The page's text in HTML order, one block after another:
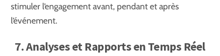
stimuler l’engagement avant, pendant et après
l’événement.
7. Analyses et Rapports en Temps Réel